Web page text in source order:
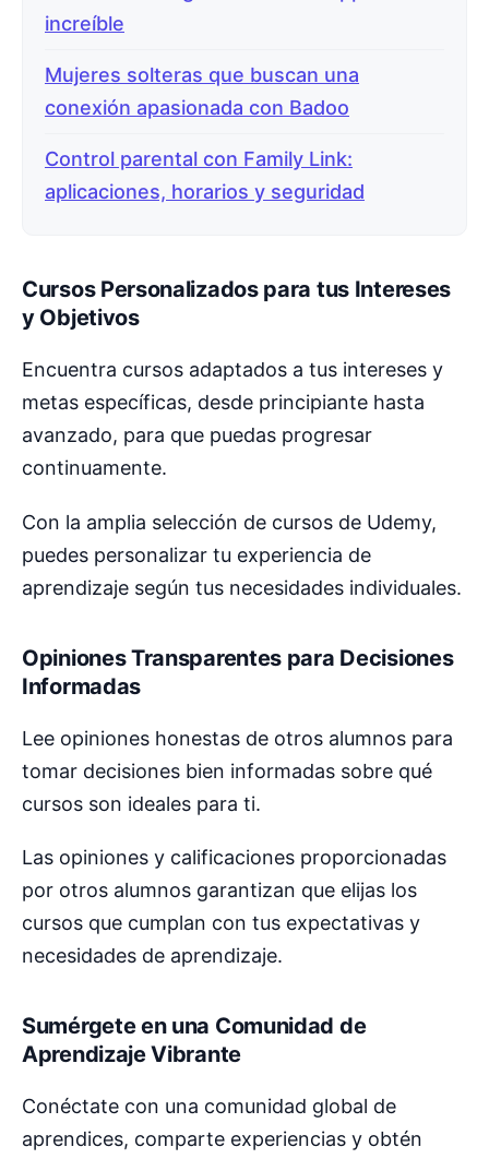
increíble
Mujeres solteras que buscan una
conexión apasionada con Badoo
Control parental con Family Link:
aplicaciones, horarios y seguridad
Cursos Personalizados para tus Intereses
y Objetivos
Encuentra cursos adaptados a tus intereses y
metas específicas, desde principiante hasta
avanzado, para que puedas progresar
continuamente.
Con la amplia selección de cursos de Udemy,
puedes personalizar tu experiencia de
aprendizaje según tus necesidades individuales.
Opiniones Transparentes para Decisiones
Informadas
Lee opiniones honestas de otros alumnos para
tomar decisiones bien informadas sobre qué
cursos son ideales para ti.
Las opiniones y calificaciones proporcionadas
por otros alumnos garantizan que elijas los
cursos que cumplan con tus expectativas y
necesidades de aprendizaje.
Sumérgete en una Comunidad de
Aprendizaje Vibrante
Conéctate con una comunidad global de
aprendices, comparte experiencias y obtén